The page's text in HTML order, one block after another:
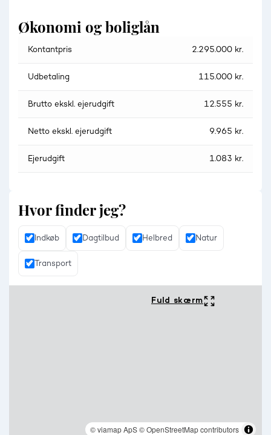
Økonomi og boliglån
Kontantpris 2.295.000 kr.
Udbetaling 115.000 kr.
Brutto ekskl. ejerudgift 12.555 kr.
Netto ekskl. ejerudgift 9.965 kr.
Ejerudgift 1.083 kr.
Hvor finder jeg?
Indkøb Dagtilbud Helbred Natur
Transport
Fuld skærm
© viamap ApS© OpenStreetMap contributors